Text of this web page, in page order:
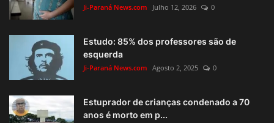
Ji-Paraná News.com Julho 12, 2026 0
Estudo: 85% dos professores são de
esquerda
Ji-Paraná News.com Agosto 2, 2025 0
Estuprador de crianças condenado a 70
anos é morto em p...